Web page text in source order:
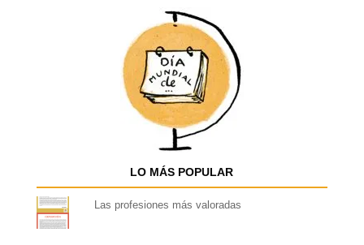
LO MÁS POPULAR
Las profesiones más valoradas